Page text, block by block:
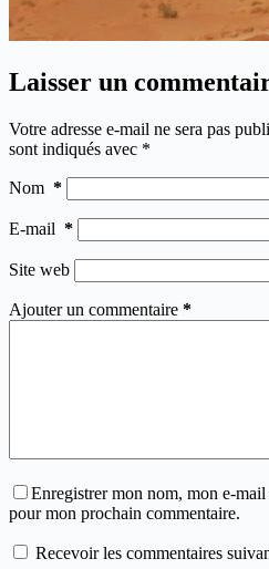
Laisser un
Votre adresse e-mail ne sera pas
sont indiqués avec *
Nom *
E-mail *
Site web
Ajouter un commentaire *
Enregistrer mon nom, mon e-
pour mon prochain commentaire.
Recevoir les commentaires